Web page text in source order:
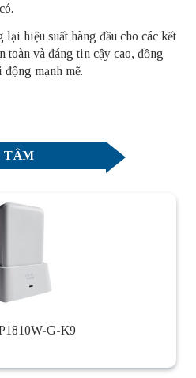
lại hiệu suất hàng đầu cho các kết
toàn và đáng tin cậy cao, đồng
mạnh mẽ.
TÂM
G-K9